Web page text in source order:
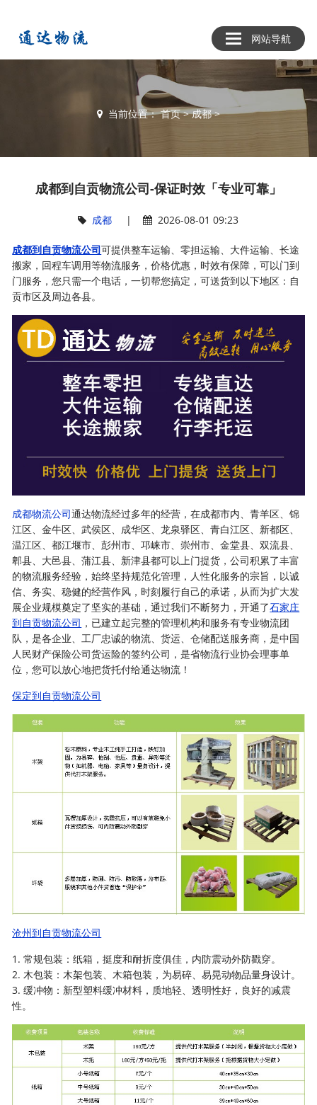
网站导航
当前位置：首页>成都>
成都到自贡物流公司-保证时效「专业可靠」
成都 | 2026-08-01 09:23
成都到自贡物流公司可提供整车运输、零担运输、大件运输、长途
搬家，回程车调用等物流服务，价格优惠，时效有保障，可以门到
门服务，您只需一个电话，一切帮您搞定，可送货到以下地区：自
贡市区及周边各县。
成都物流公司通达物流经过多年的经营，在成都市内、青羊区、锦
江区、金牛区、武侯区、成华区、龙泉驿区、青白江区、新都区、
温江区、都江堰市、彭州市、邛崃市、崇州市、金堂县、双流县、
郫县、大邑县、蒲江县、新津县都可以上门提货，公司积累了丰富
的物流服务经验，始终坚持规范化管理，人性化服务的宗旨，以诚
信、务实、稳健的经营作风，时刻履行自己的承诺，从而为扩大发
展企业规模奠定了坚实的基础，通过我们不断努力，开通了石家庄
到自贡物流公司 ，已建立起完整的管理机构和服务有专业物流团
队，是各企业、工厂忠诚的物流、货运、仓储配送服务商，是中国
人民财产保险公司货运险的签约公司，是省物流行业协会理事单
位，您可以放心地把货托付给通达物流！
保定到自贡物流公司
沧州到自贡物流公司
1. 常规包装：纸箱，挺度和耐折度俱佳，内防震动外防戳穿。
2. 木包装：木架包装、木箱包装，为易碎、易晃动物品量身设计。
3. 缓冲物：新型塑料缓冲材料，质地轻、透明性好，良好的减震
性。